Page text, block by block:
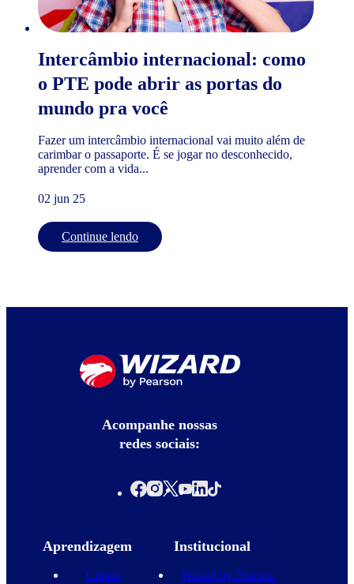
Intercâmbio internacional: como
o PTE pode abrir as portas do
mundo pra você
Fazer um intercâmbio internacional vai muito além de
carimbar o passaporte. É se jogar no desconhecido,
aprender com a vida...
02 jun 25
Continue lendo
Acompanhe nossas
redes sociais:
Aprendizagem
Cursos
Institucional
Wizard by Pearson